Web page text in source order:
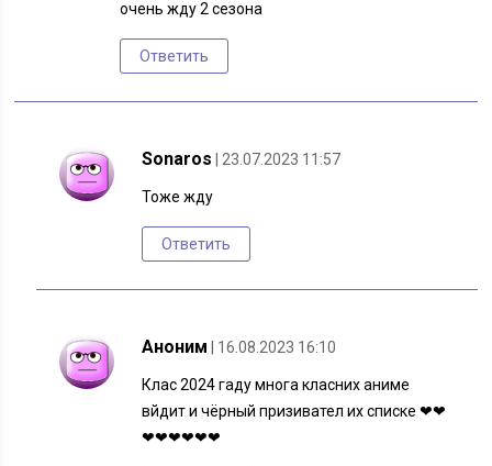
очень жду 2 сезона
Ответить
Sonaros | 23.07.2023 11:57
Тоже жду
Ответить
Аноним | 16.08.2023 16:10
Клас 2024 гаду многа класних аниме
вйдит и чёрный призивател их списке ❤❤
❤❤❤❤❤❤